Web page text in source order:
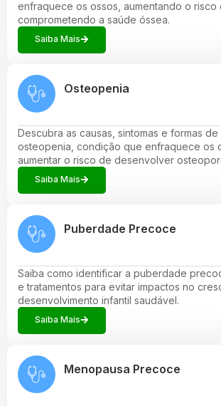
enfraquece os ossos, aumentando o risco
comprometendo a saúde óssea.
Saiba Mais
Osteopenia
Descubra as causas, sintomas e formas
osteopenia, condição que enfraquece os
aumentar o risco de desenvolver
Saiba Mais
Puberdade Precoce
Saiba como identificar a puberdade
e tratamentos para evitar impactos no
desenvolvimento infantil saudável.
Saiba Mais
Menopausa Precoce